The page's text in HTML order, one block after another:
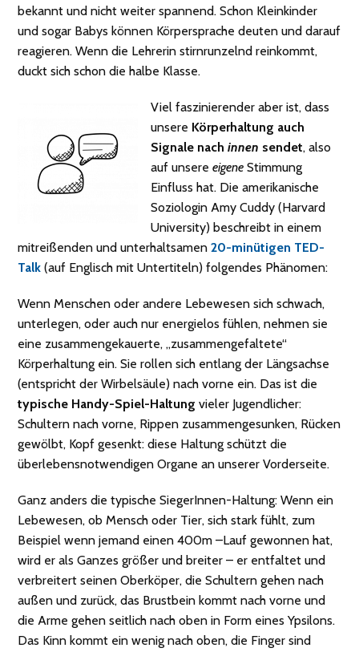
bekannt und nicht weiter spannend. Schon Kleinkinder
und sogar Babys können Körpersprache deuten und darauf
reagieren. Wenn die Lehrerin stirnrunzelnd reinkommt,
duckt sich schon die halbe Klasse.
Viel faszinierender aber ist, dass
unsere Körperhaltung auch
Signale nachinnen sendet, also
auf unsereeigene Stimmung
Einfluss hat. Die amerikanische
Soziologin Amy Cuddy (Harvard
University) beschreibt in einem
mitreißenden und unterhaltsamen20-minütigen TED-
Talk (auf Englisch mit Untertiteln) folgendes Phänomen:
Wenn Menschen oder andere Lebewesen sich schwach,
unterlegen, oder auch nur energielos fühlen, nehmen sie
eine zusammengekauerte, „zusammengefaltete“
Körperhaltung ein. Sie rollen sich entlang der Längsachse
(entspricht der Wirbelsäule) nach vorne ein. Das ist die
typische Handy-Spiel-Haltung vieler Jugendlicher:
Schultern nach vorne, Rippen zusammengesunken, Rücken
gewölbt, Kopf gesenkt: diese Haltung schützt die
überlebensnotwendigen Organe an unserer Vorderseite.
Ganz anders die typische SiegerInnen-Haltung: Wenn ein
Lebewesen, ob Mensch oder Tier, sich stark fühlt, zum
Beispiel wenn jemand einen 400m –Lauf gewonnen hat,
wird er als Ganzes größer und breiter – er entfaltet und
verbreitert seinen Oberköper, die Schultern gehen nach
außen und zurück, das Brustbein kommt nach vorne und
die Arme gehen seitlich nach oben in Form eines Ypsilons.
Das Kinn kommt ein wenig nach oben, die Finger sind